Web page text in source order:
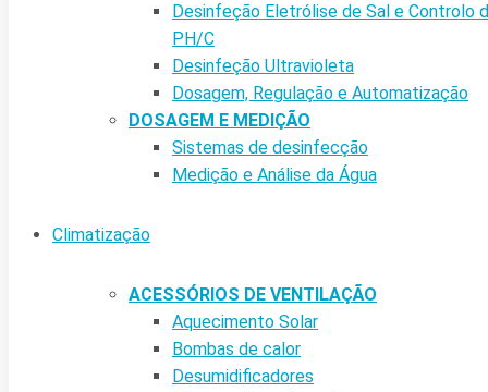
Desinfeção Eletrólise de Sal e Controlo
PH/C
Desinfeção Ultravioleta
Dosagem, Regulação e Automatização
DOSAGEM E MEDIÇÃO
Sistemas de desinfecção
Medição e Análise da Água
Climatização
ACESSÓRIOS DE VENTILAÇÃO
Aquecimento Solar
Bombas de calor
Desumidificadores